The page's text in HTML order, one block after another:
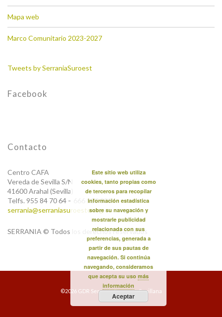
Mapa web
Marco Comunitario 2023-2027
Tweets by SerraniaSuroest
Facebook
Contacto
Centro CAFA
Vereda de Sevilla S/N
41600 Arahal (Sevilla)
Telfs. 955 84 70 64 – 666 123 838
serrania@serraniasuroeste.org
SERRANIA © Todos los derechos reservados
©2026 GDR Serranía Suroeste Sevillana
Este sitio web utiliza
cookies, tanto propias como
de terceros para recopilar
información estadística
sobre su navegación y
mostrarle publicidad
relacionada con sus
preferencias, generada a
partir de sus pautas de
navegación. Si continúa
navegando, consideramos
que acepta su uso más
información
Aceptar